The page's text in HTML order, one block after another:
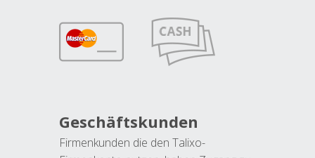
Geschäftskunden
Firmenkunden die den Talixo-